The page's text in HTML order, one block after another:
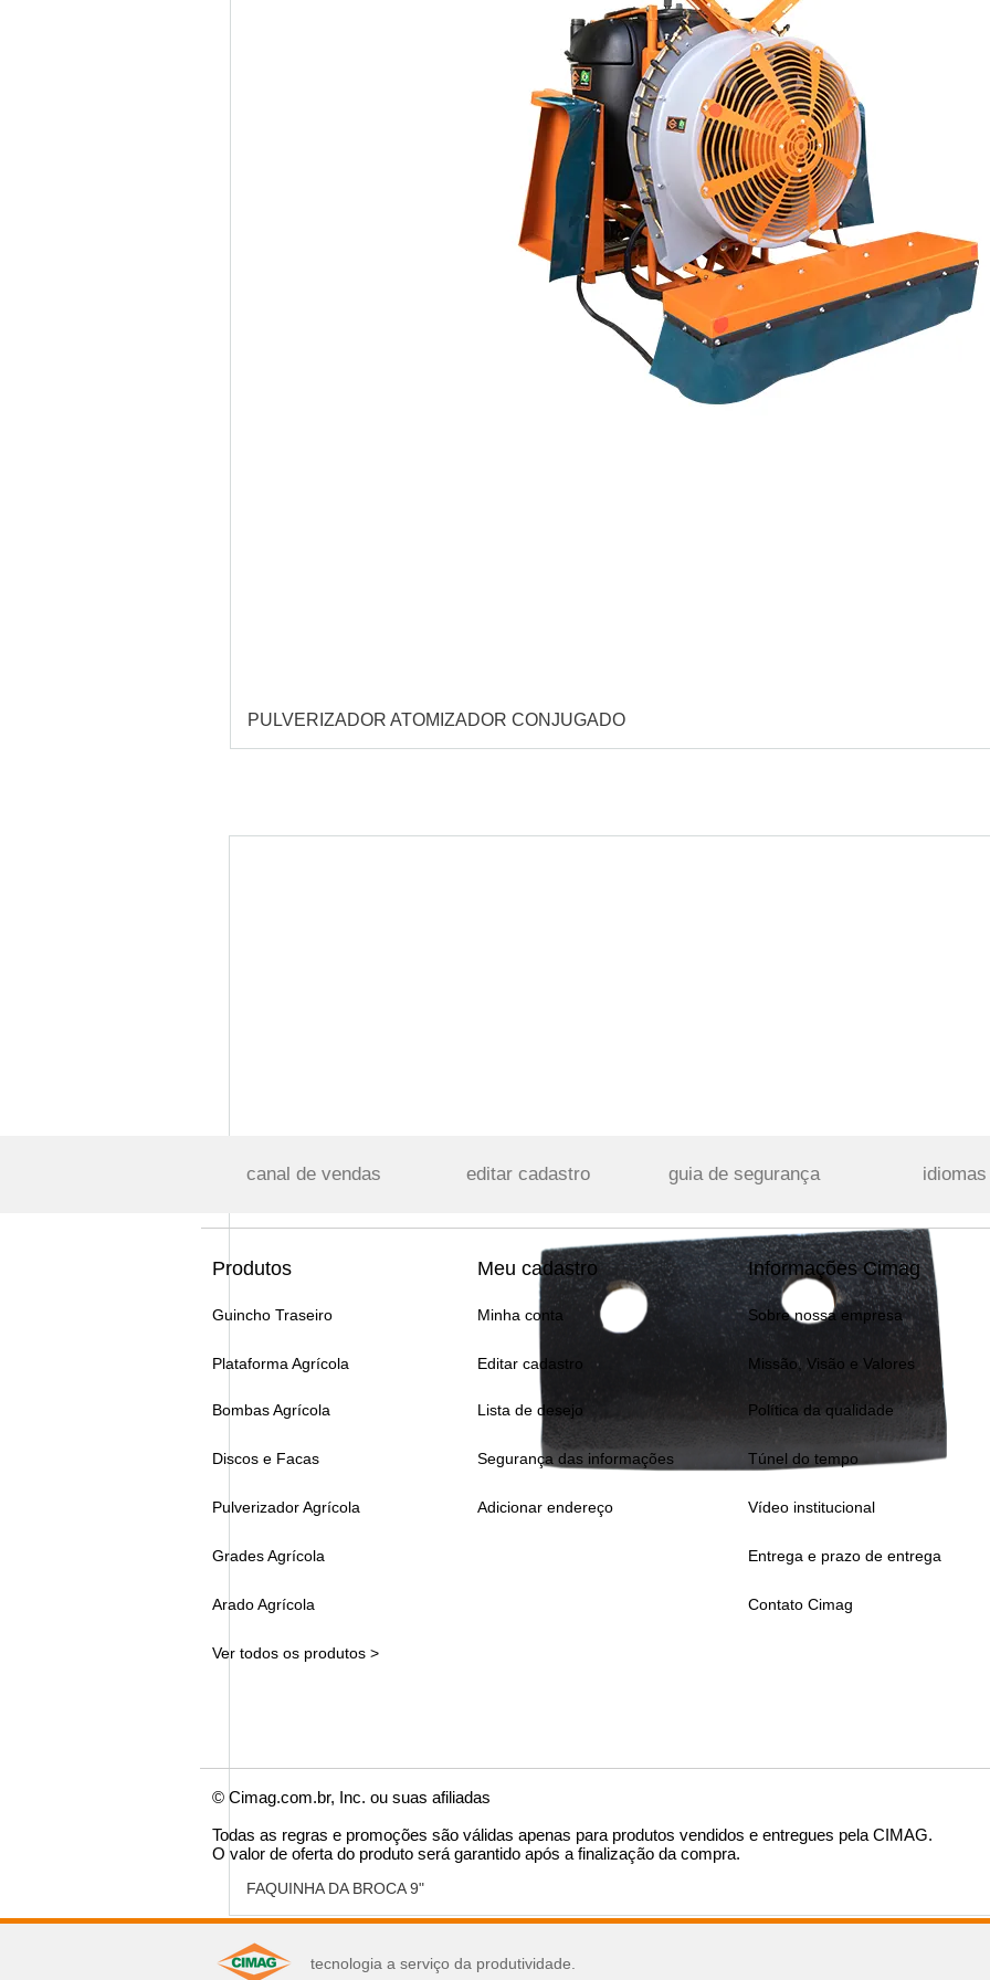
PULVERIZADOR ATOMIZADOR CONJUGADO
FAQUINHA DA BROCA 9"
você pode se interessar
canal de vendas editar cadastro guia de segurança idiomas
Produtos Meu cadastro Informações Cimag
Guincho Traseiro Minha conta Sobre nossa empresa
Plataforma Agrícola Editar cadastro Missão, Visão e Valores
Bombas Agrícola Lista de desejo Política da qualidade
Discos e Facas Segurança das informações Túnel do tempo
Pulverizador Agrícola Adicionar endereço Vídeo institucional
Grades Agrícola
Arado Agrícola
Entrega e prazo de entrega
Contato Cimag
Ver todos os produtos >
© Cimag.com.br, Inc. ou suas afiliadas
Todas as regras e promoções são válidas apenas para produtos vendidos e entregues pela CIMAG.
O valor de oferta do produto será garantido após a finalização da compra.
tecnologia a serviço da produtividade.